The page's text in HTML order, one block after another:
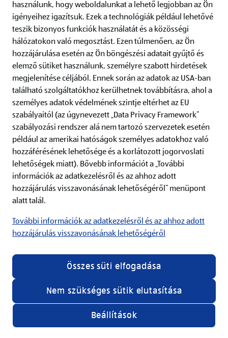
AZON MELEGÉBEN Burgonyás vekni, 420
g/darab
frissen sütött pékáru
711,90 Ft/kg
753390
299 Ft/darab
használunk, hogy weboldalunkat a lehető legjobban az Ön
igényeihez igazítsuk. Ezek a technológiák például lehetővé
teszik bizonyos funkciók használatát és a közösségi
hálózatokon való megosztást. Ezen túlmenően, az Ön
hozzájárulása esetén az Ön böngészési adatait gyűjtő és
elemző sütiket használunk, személyre szabott hirdetések
megjelenítése céljából. Ennek során az adatok az USA-ban
található szolgáltatókhoz kerülhetnek továbbításra, ahol a
személyes adatok védelmének szintje eltérhet az EU
szabályaitól (az úgynevezett „Data Privacy Framework”
szabályozási rendszer alá nem tartozó szervezetek esetén
például az amerikai hatóságok személyes adatokhoz való
hozzáférésének lehetősége és a korlátozott jogorvoslati
lehetőségek miatt). Bővebb információt a „További
információk az adatkezelésről és az ahhoz adott
hozzájárulás visszavonásának lehetőségéről” menüpont
alatt talál.
További információk az adatkezelésről és az ahhoz adott
hozzájárulás visszavonásának lehetőségéről
Beállítások
Nem szükséges sütik elutasítása
Összes süti elfogadása